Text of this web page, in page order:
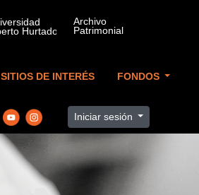
SITIOS DE INTERÉS FONDOS
Iniciar sesión